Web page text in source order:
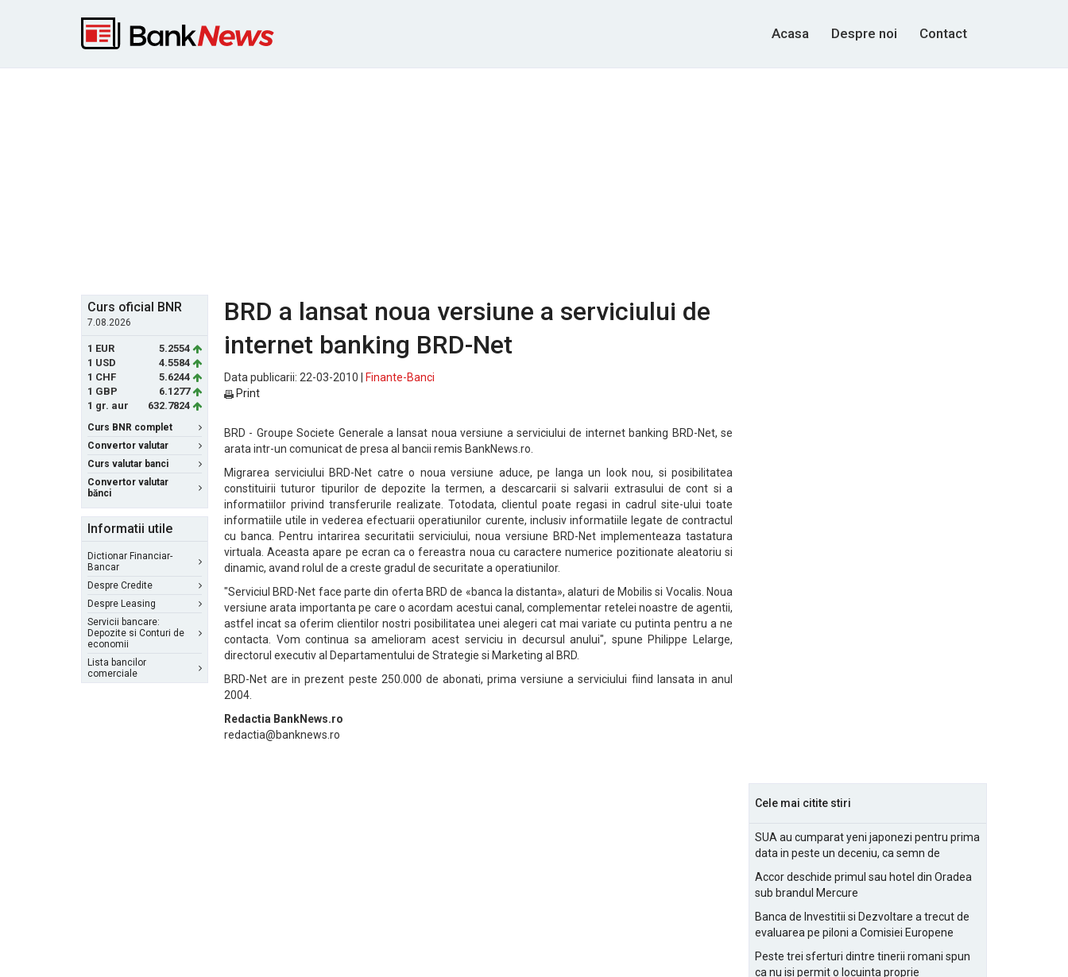
Acasa Despre noi Contact
Curs oficial BNR
7.08.2026
1 EUR
5.2554
1 USD
4.5584
1 CHF
5.6244
1 GBP
6.1277
1 gr. aur
632.7824
Curs BNR complet
Convertor valutar
Curs valutar banci
Convertor valutar
bănci
Informatii utile
Dictionar Financiar-
Bancar
Despre Credite
Despre Leasing
Servicii bancare:
Depozite si Conturi de
economii
Lista bancilor
comerciale
BRD a lansat noua versiune a serviciului de
internet banking BRD-Net
Data publicarii: 22-03-2010 |
Finante-Banci
Print
BRD - Groupe Societe Generale a lansat noua versiune a serviciului de internet banking BRD-Net, se
arata intr-un comunicat de presa al bancii remis BankNews.ro.
Migrarea serviciului BRD-Net catre o noua versiune aduce, pe langa un look nou, si posibilitatea
constituirii tuturor tipurilor de depozite la termen, a descarcarii si salvarii extrasului de cont si a
informatiilor privind transferurile realizate. Totodata, clientul poate regasi in cadrul site-ului toate
informatiile utile in vederea efectuarii operatiunilor curente, inclusiv informatiile legate de contractul
cu banca. Pentru intarirea securitatii serviciului, noua versiune BRD-Net implementeaza tastatura
virtuala. Aceasta apare pe ecran ca o fereastra noua cu caractere numerice pozitionate aleatoriu si
dinamic, avand rolul de a creste gradul de securitate a operatiunilor.
"Serviciul BRD-Net face parte din oferta BRD de «banca la distanta», alaturi de Mobilis si Vocalis. Noua
versiune arata importanta pe care o acordam acestui canal, complementar retelei noastre de agentii,
astfel incat sa oferim clientilor nostri posibilitatea unei alegeri cat mai variate cu putinta pentru a ne
contacta. Vom continua sa amelioram acest serviciu in decursul anului", spune Philippe Lelarge,
directorul executiv al Departamentului de Strategie si Marketing al BRD.
BRD-Net are in prezent peste 250.000 de abonati, prima versiune a serviciului fiind lansata in anul
2004.
Redactia BankNews.ro
redactia@banknews.ro
Cele mai citite stiri
SUA au cumparat yeni japonezi pentru prima
data in peste un deceniu, ca semn de
Accor deschide primul sau hotel din Oradea
sub brandul Mercure
Banca de Investitii si Dezvoltare a trecut de
evaluarea pe piloni a Comisiei Europene
Peste trei sferturi dintre tinerii romani spun
ca nu isi permit o locuinta proprie